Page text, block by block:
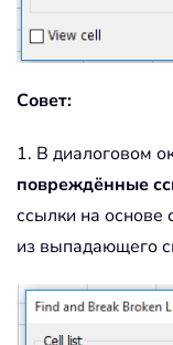
Совет:
1. В диалоговом
повреждённые
ссылки на основе
из выпадающего